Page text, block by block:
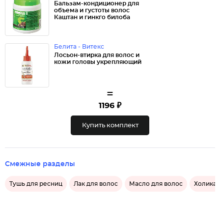
Бальзам-кондиционер для
объема и густоты волос
Каштан и гинкго билоба
Белита - Витекс
Лосьон-втирка для волос и
кожи головы укрепляющий
=
1196 ₽
Купить комплект
Смежные разделы
Тушь для ресниц Лак для волос Масло для волос Холика